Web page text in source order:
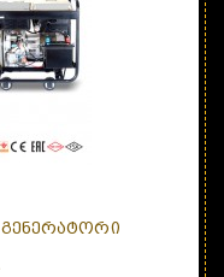
ᲒᲔᲜᲔᲠᲐᲢᲝᲠᲘ